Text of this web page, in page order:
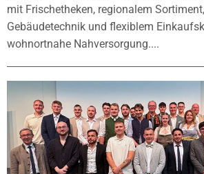
mit Frischetheken, regionalem
Gebäudetechnik und flexiblem
wohnortnahe Nahversorgung....